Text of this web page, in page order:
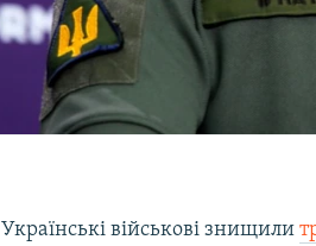
Українські військові знищили